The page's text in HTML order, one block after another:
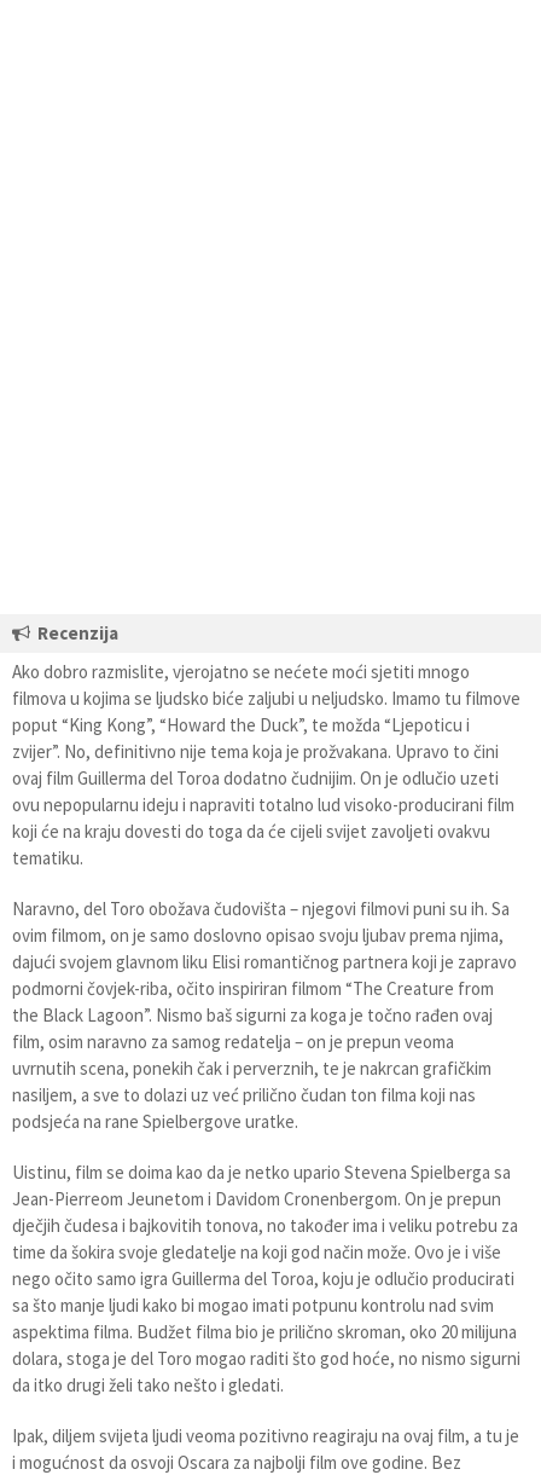
Recenzija
Ako dobro razmislite, vjerojatno se nećete moći sjetiti mnogo
filmova u kojima se ljudsko biće zaljubi u neljudsko. Imamo tu filmove
poput “King Kong”, “Howard the Duck”, te možda “Ljepoticu i
zvijer”. No, definitivno nije tema koja je prožvakana. Upravo to čini
ovaj film Guillerma del Toroa dodatno čudnijim. On je odlučio uzeti
ovu nepopularnu ideju i napraviti totalno lud visoko-producirani film
koji će na kraju dovesti do toga da će cijeli svijet zavoljeti ovakvu
tematiku.
Naravno, del Toro obožava čudovišta – njegovi filmovi puni su ih. Sa
ovim filmom, on je samo doslovno opisao svoju ljubav prema njima,
dajući svojem glavnom liku Elisi romantičnog partnera koji je zapravo
podmorni čovjek-riba, očito inspiriran filmom “The Creature from
the Black Lagoon”. Nismo baš sigurni za koga je točno rađen ovaj
film, osim naravno za samog redatelja – on je prepun veoma
uvrnutih scena, ponekih čak i perverznih, te je nakrcan grafičkim
nasiljem, a sve to dolazi uz već prilično čudan ton filma koji nas
podsjeća na rane Spielbergove uratke.
Uistinu, film se doima kao da je netko upario Stevena Spielberga sa
Jean-Pierreom Jeunetom i Davidom Cronenbergom. On je prepun
dječjih čudesa i bajkovitih tonova, no također ima i veliku potrebu za
time da šokira svoje gledatelje na koji god način može. Ovo je i više
nego očito samo igra Guillerma del Toroa, koju je odlučio producirati
sa što manje ljudi kako bi mogao imati potpunu kontrolu nad svim
aspektima filma. Budžet filma bio je prilično skroman, oko 20 milijuna
dolara, stoga je del Toro mogao raditi što god hoće, no nismo sigurni
da itko drugi želi tako nešto i gledati.
Ipak, diljem svijeta ljudi veoma pozitivno reagiraju na ovaj film, a tu je
i mogućnost da osvoji Oscara za najbolji film ove godine. Bez